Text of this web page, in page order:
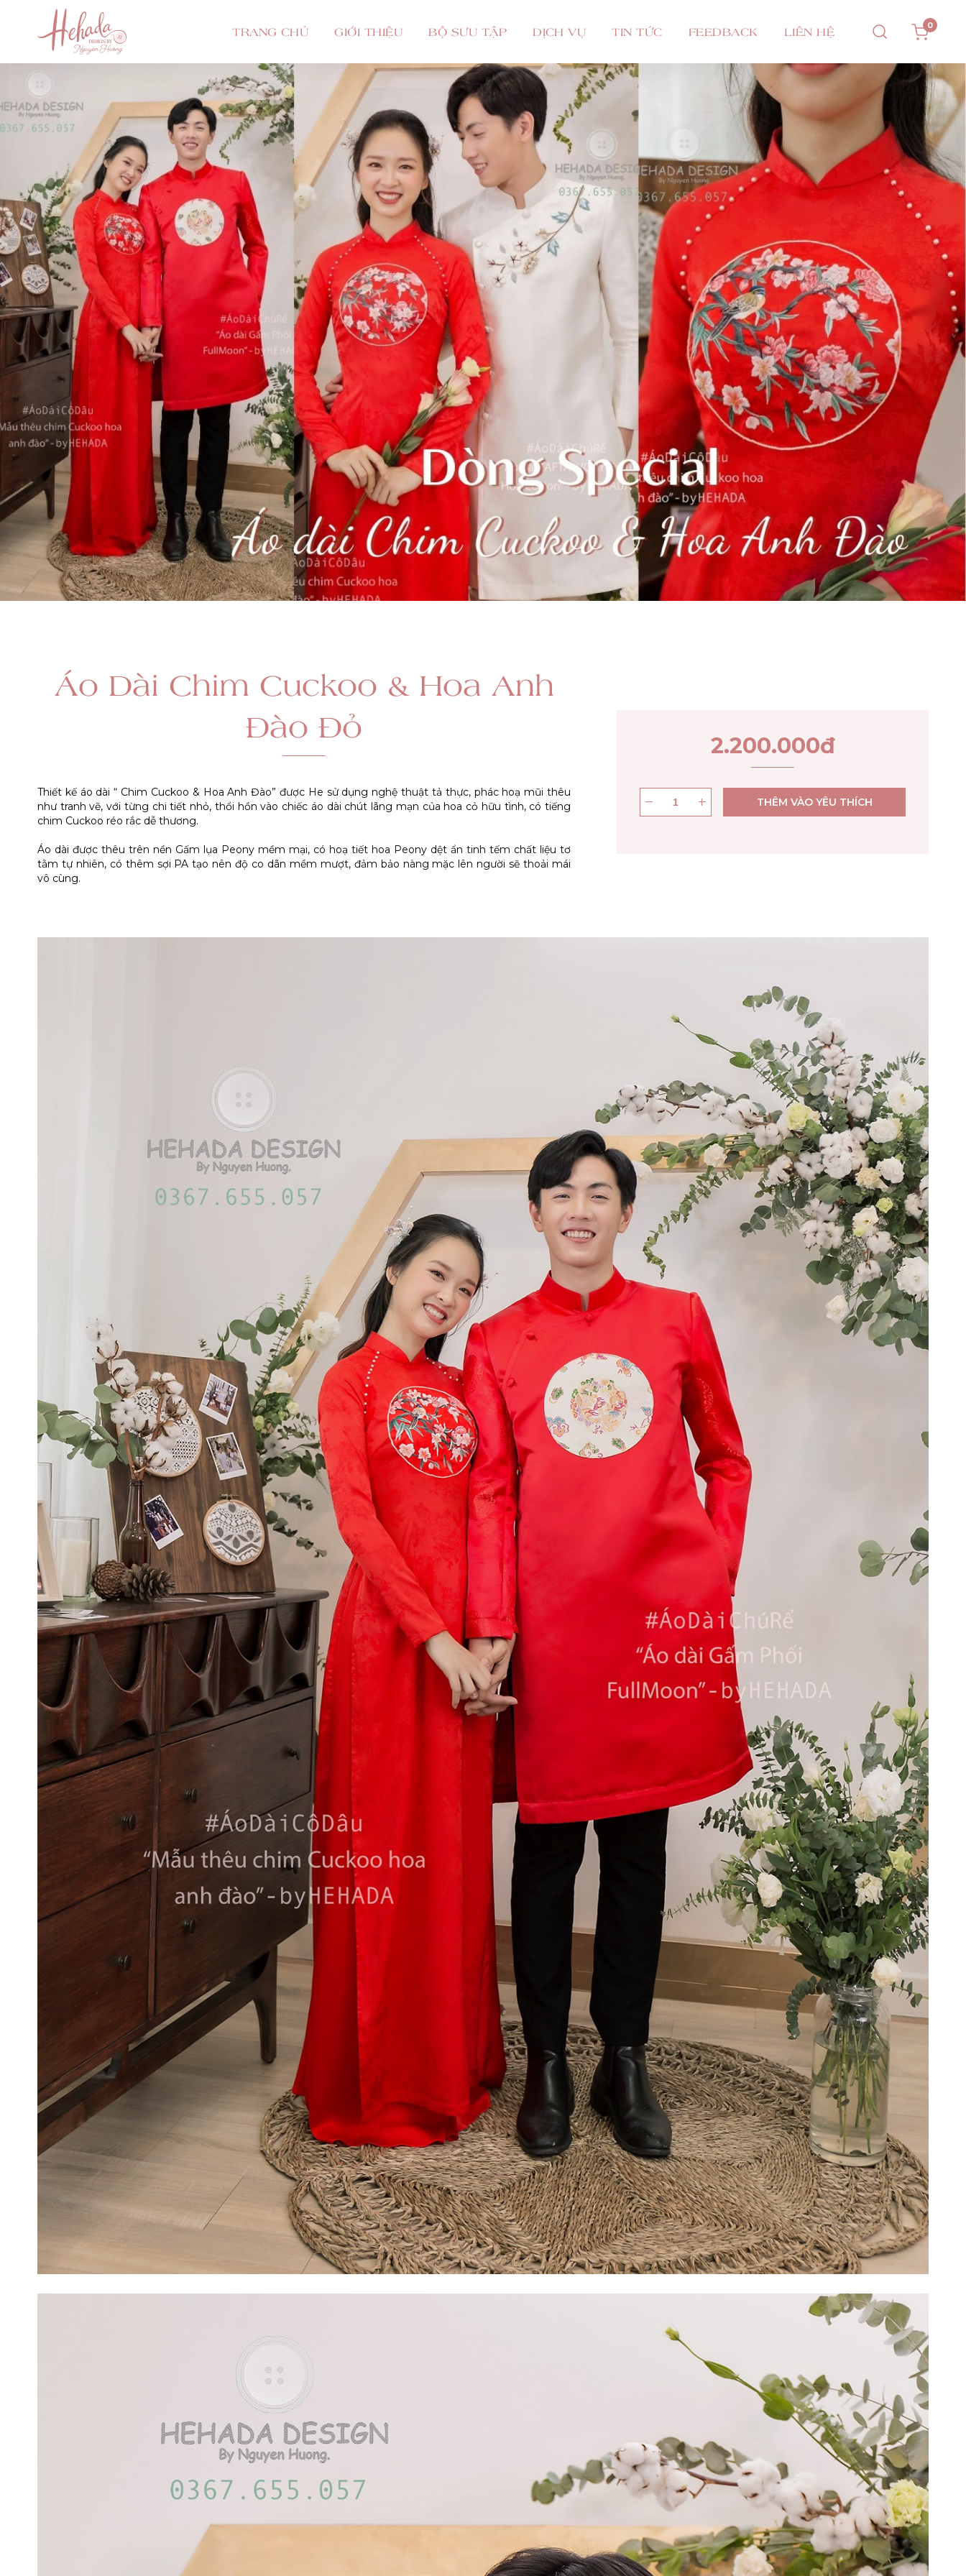
TRANG CHỦ GIỚI THIỆU BỘ SƯU TẬP DỊCH VỤ TIN TỨC FEEDBACK LIÊN HỆ 0
Áo Dài Chim Cuckoo & Hoa Anh
Đào Đỏ
Thiết kế áo dài “ Chim Cuckoo & Hoa Anh Đào” được He sử dụng nghệ thuật tả thực, phác hoạ mũi thêu
như tranh vẽ, với từng chi tiết nhỏ, thổi hồn vào chiếc áo dài chút lãng mạn của hoa cỏ hữu tình, có tiếng
chim Cuckoo réo rắc dễ thương.
Áo dài được thêu trên nền Gấm lụa Peony mềm mại, có hoạ tiết hoa Peony dệt ẩn tinh tếm chất liệu tơ
tằm tự nhiên, có thêm sợi PA tạo nên độ co dãn mềm mượt, đảm bảo nàng mặc lên người sẽ thoải mái
2.200.000đ
THÊM VÀO YÊU THÍCH